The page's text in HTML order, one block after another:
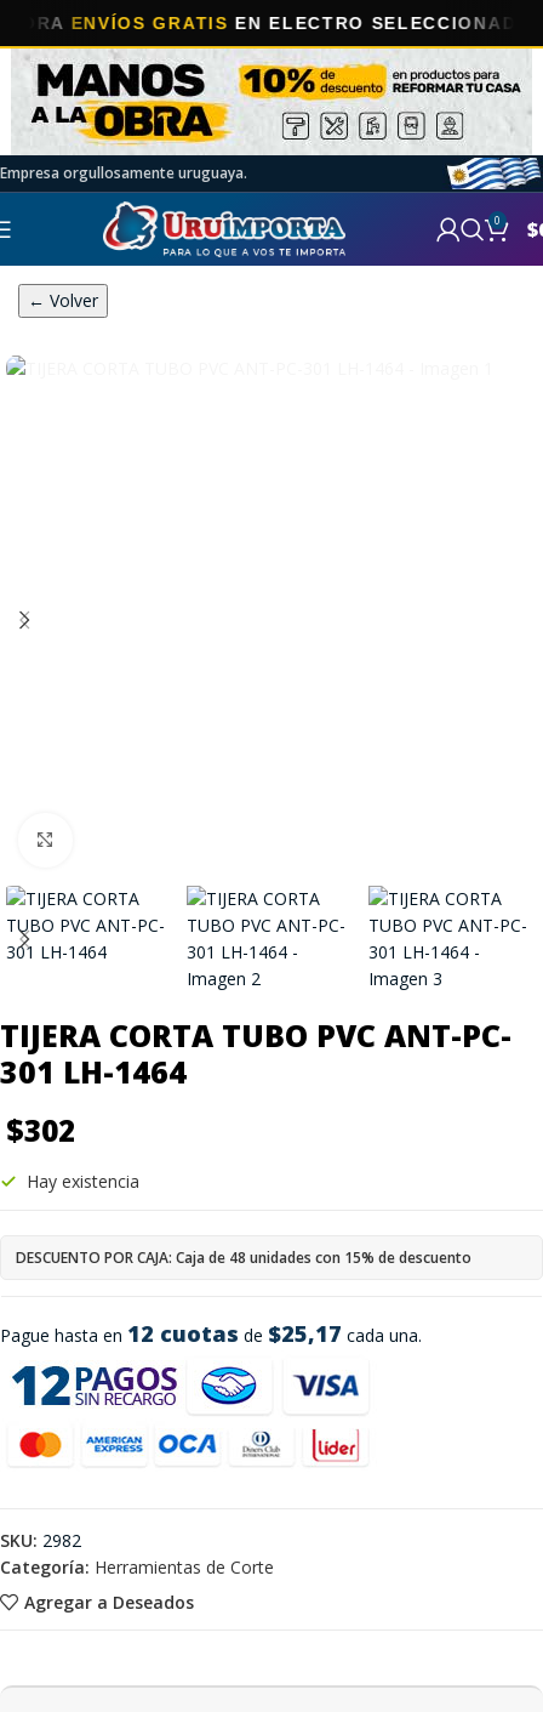
GRATIS EN ELECTRO SELECCIONADOS!
Empresa orgullosamente uruguaya.
0 $
← Volver
TIJERA CORTA TUBO PVC ANT-PC-
301 LH-1464
$302
Pague hasta en 12 cuotas de $25,17 cada una.
Hay existencia
DESCUENTO POR CAJA: Caja de 48 unidades con 15% de descuento
Agregar a Deseados
SKU: 2982
Categoría: Herramientas de Corte